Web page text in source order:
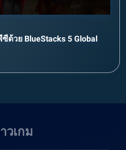
วย BlueStacks 5 Global
วเกม